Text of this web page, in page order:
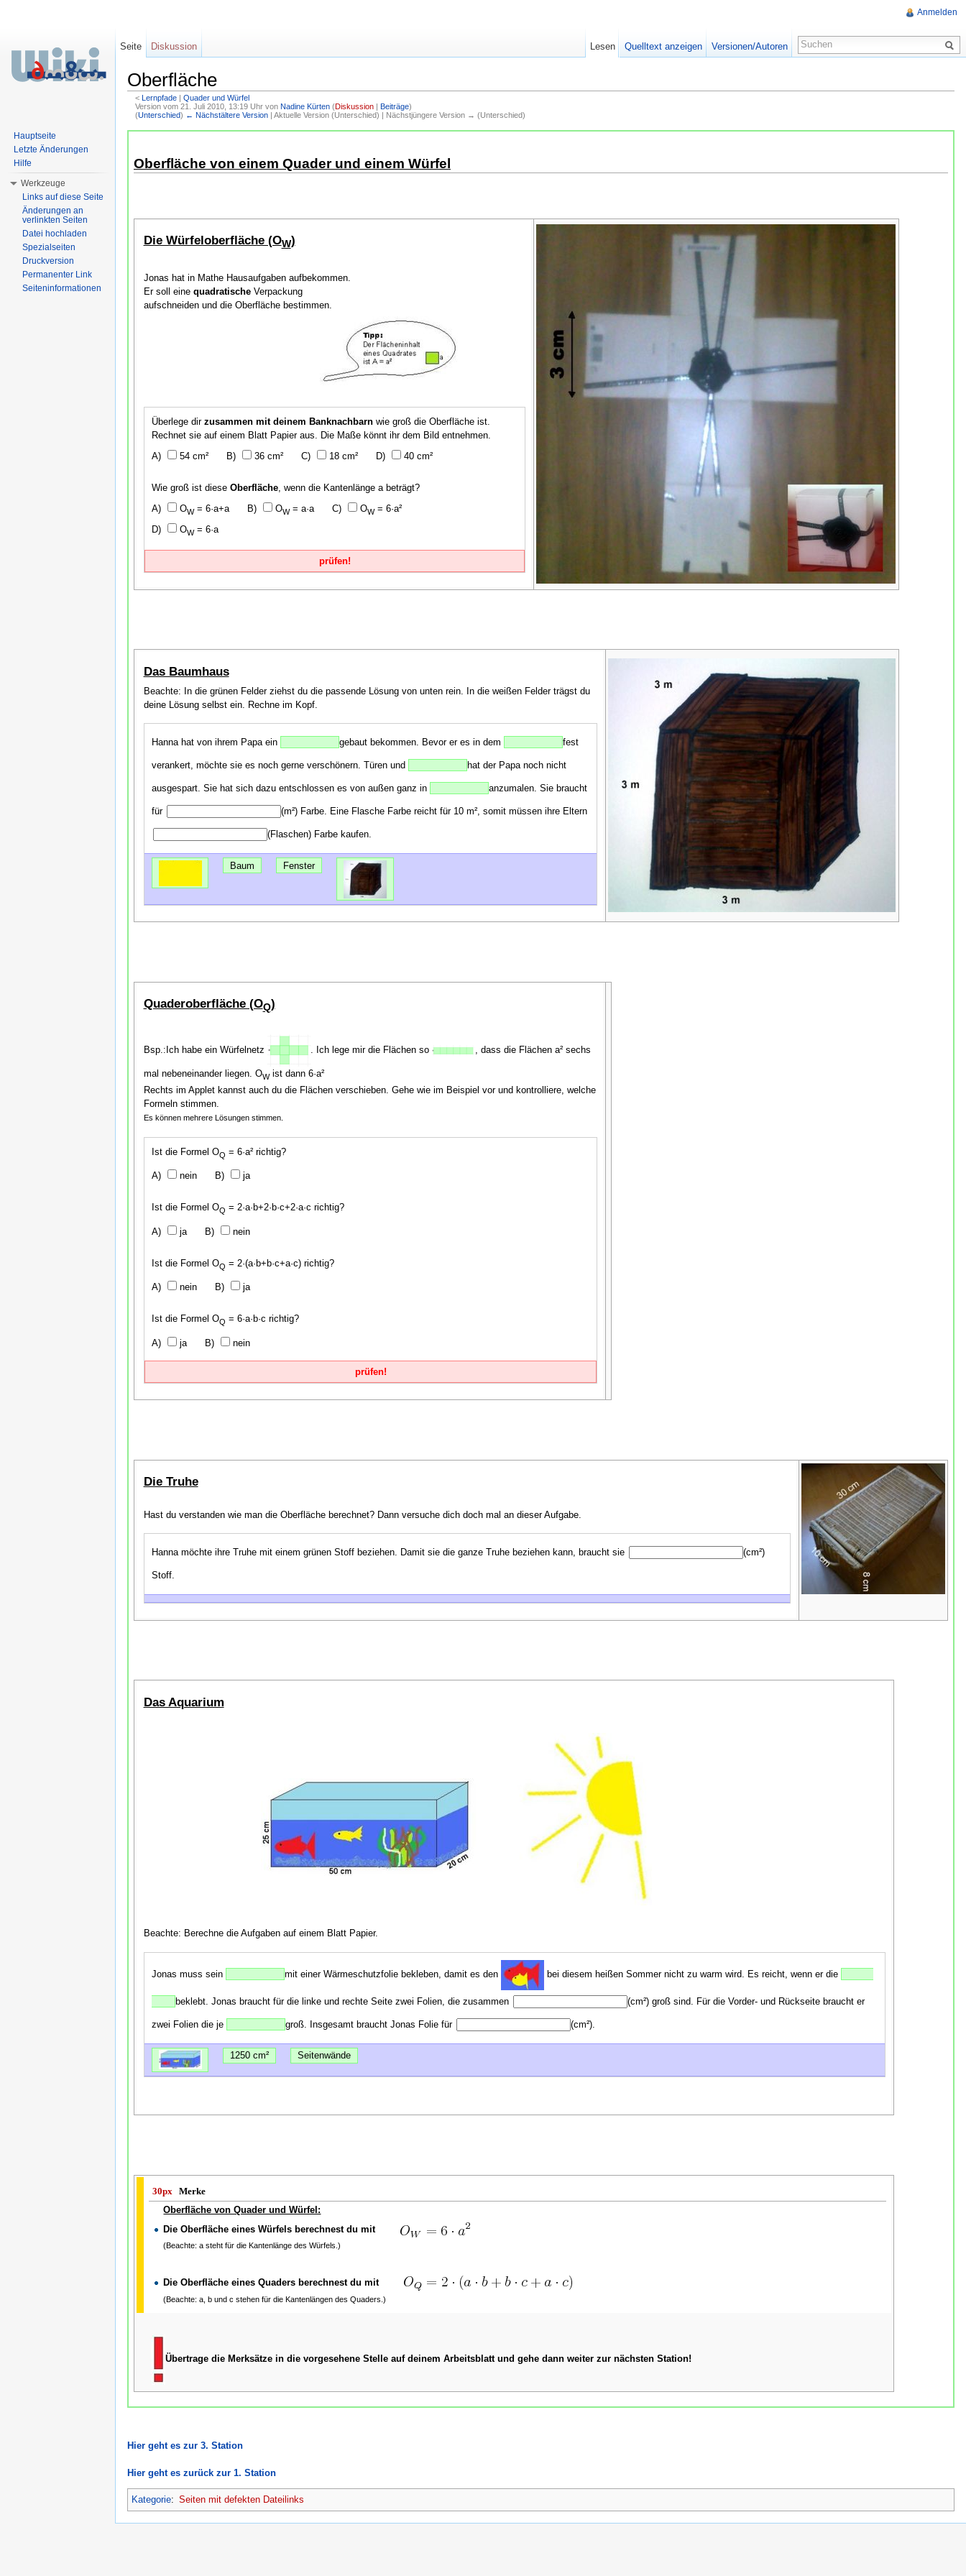
Oberfläche
< Lernpfade‎ | Quader und Würfel
Version vom 21. Juli 2010, 13:19 Uhr von Nadine Kürten (Diskussion| Beiträge)
(Unterschied) ← Nächstältere Version| Aktuelle Version (Unterschied) | Nächstjüngere Version → (Unterschied)
Oberfläche von einem Quader und einem Würfel
Die Würfeloberfläche (OW)
Jonas hat in Mathe Hausaufgaben aufbekommen.
Er soll eine quadratischeVerpackung
aufschneiden und die Oberfläche bestimmen.
Überlege dir zusammen mit deinem Banknachbarnwie groß die Oberfläche ist.
Rechnet sie auf einem Blatt Papier aus. Die Maße könnt ihr dem Bild entnehmen.
54 cm²
36 cm² 18 cm² 40 cm²
Wie groß ist diese Oberfläche, wenn die Kantenlänge a beträgt?
OW= 6·a+a OW= a·a OW= 6·a²
OW= 6·a
prüfen!
Das Baumhaus
Beachte: In die grünen Felder ziehst du die passende Lösung von unten rein. In die weißen Felder trägst du
deine Lösung selbst ein. Rechne im Kopf.
Hanna hat von ihrem Papa ein gebaut bekommen. Bevor er es in dem fest
verankert, möchte sie es noch gerne verschönern. Türen und hat der Papa noch nicht
ausgespart. Sie hat sich dazu entschlossen es von außen ganz in anzumalen. Sie braucht
für (m²)Farbe. Eine Flasche Farbe reicht für 10 m², somit müssen ihre Eltern
(Flaschen)Farbe kaufen.
Baum Fenster
Quaderoberfläche (OQ)
Bsp.:Ich habe ein Würfelnetz . Ich lege mir die Flächen so , dass die Flächen a² sechs
mal nebeneinander liegen. OWist dann 6·a²
Rechts im Applet kannst auch du die Flächen verschieben. Gehe wie im Beispiel vor und kontrolliere, welche
Formeln stimmen.
Es können mehrere Lösungen stimmen.
Ist die Formel OQ = 6·a² richtig?
nein ja
Ist die Formel OQ = 2·a·b+2·b·c+2·a·c richtig?
ja nein
Ist die Formel OQ = 2·(a·b+b·c+a·c) richtig?
nein ja
Ist die Formel OQ = 6·a·b·c richtig?
ja nein
prüfen!
Die Truhe
Hast du verstanden wie man die Oberfläche berechnet? Dann versuche dich doch mal an dieser Aufgabe.
Hanna möchte ihre Truhe mit einem grünen Stoff beziehen. Damit sie die ganze Truhe beziehen kann, braucht sie (cm²)
Stoff.
Das Aquarium
Beachte: Berechne die Aufgaben auf einem Blatt Papier.
Jonas muss sein mit einer Wärmeschutzfolie bekleben, damit es den bei diesem heißen Sommer nicht zu warm wird. Es reicht, wenn er die
beklebt. Jonas braucht für die linke und rechte Seite zwei Folien, die zusammen (cm²)groß sind. Für die Vorder- und Rückseite braucht er
zwei Folien die je groß. Insgesamt braucht Jonas Folie für (cm²).
1250 cm² Seitenwände
30px Merke
Oberfläche von Quader und Würfel:
Die Oberfläche eines Würfels berechnest du mit
(Beachte: a steht für die Kantenlänge des Würfels.)
Die Oberfläche eines Quaders berechnest du mit
(Beachte: a, b und c stehen für die Kantenlängen des Quaders.)
Übertrage die Merksätze in die vorgesehene Stelle auf deinem Arbeitsblatt und gehe dann weiter zur nächsten Station!
Hier geht es zur 3. Station
Hier geht es zurück zur 1. Station
Kategorie: Seiten mit defekten Dateilinks
Anmelden
Seite Diskussion Lesen Quelltext anzeigen Versionen/Autoren
Hauptseite
Letzte Änderungen
Hilfe
Werkzeuge
Links auf diese Seite
Änderungen an
verlinkten Seiten
Datei hochladen
Spezialseiten
Druckversion
Permanenter Link
Seiteninformationen